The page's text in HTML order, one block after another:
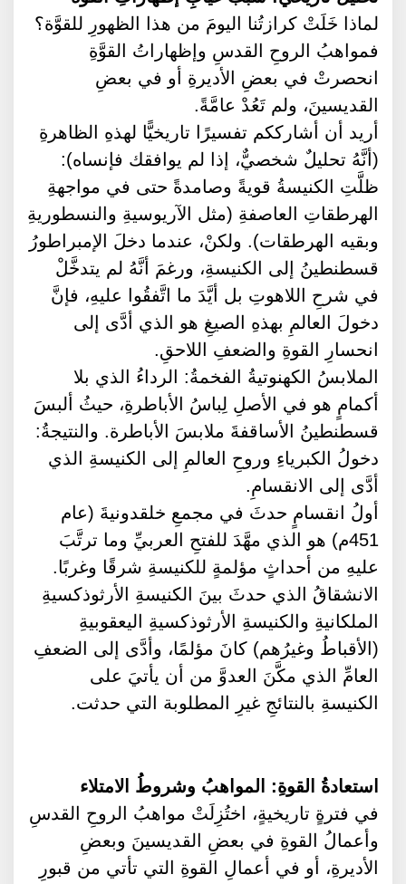
لماذا خَلَتْ كرازتُنا اليومَ من هذا الظهورِ للقوَّة؟
فمواهبُ الروحِ القدسِ وإظهاراتُ القوَّةِ
انحصرتْ في بعضِ الأديرةِ أو في بعضِ
القديسينَ، ولم تَعُدْ عامَّةً.
أريد أن أشارككم تفسيرًا تاريخيًّا لهذهِ الظاهرةِ
(أنَّهُ تحليلٌ شخصيٌّ، إذا لم يوافقك فإنساه):
ظلَّتِ الكنيسةُ قويةً وصامدةً حتى في مواجهةِ
الهرطقاتِ العاصفةِ (مثل الآريوسيةِ والنسطوريةِ
وبقيه الهرطقات). ولكنْ، عندما دخلَ الإمبراطورُ
قسطنطينُ إلى الكنيسةِ، ورغمَ أنَّهُ لم يتدخَّلْ
في شرحِ اللاهوتِ بل أيَّدَ ما اتَّفقُوا عليهِ، فإنَّ
دخولَ العالمِ بهذهِ الصيغِ هو الذي أدَّى إلى
انحسارِ القوةِ والضعفِ اللاحقِ.
الملابسُ الكهنوتيةُ الفخمةُ: الرداءُ الذي بلا
أكمامٍ هو في الأصلِ لِباسُ الأباطرةِ، حيثُ ألبسَ
قسطنطينُ الأساقفةَ ملابسَ الأباطرة. والنتيجةُ:
دخولُ الكبرياءِ وروحِ العالمِ إلى الكنيسةِ الذي
أدَّى إلى الانقسامِ.
أولُ انقسامٍ حدثَ في مجمعِ خلقدونيةَ (عام
451م) هو الذي مهَّدَ للفتحِ العربيِّ وما ترتَّبَ
عليهِ من أحداثٍ مؤلمةٍ للكنيسةِ شرقًا وغربًا.
الانشقاقُ الذي حدثَ بينَ الكنيسةِ الأرثوذكسيةِ
الملكانيةِ والكنيسةِ الأرثوذكسيةِ اليعقوبيةِ
(الأقباطُ وغيرُهم) كانَ مؤلمًا، وأدَّى إلى الضعفِ
العامِّ الذي مكَّنَ العدوَّ من أن يأتيَ على
الكنيسةِ بالنتائجِ غيرِ المطلوبة التي حدثت.
استعادةُ القوةِ: المواهبُ وشروطُ الامتلاء
في فترةٍ تاريخيةٍ، اختُزِلَتْ مواهبُ الروحِ القدسِ
وأعمالُ القوةِ في بعضِ القديسينَ وبعضِ
الأديرةِ، أو في أعمالِ القوةِ التي تأتي من قبورِ